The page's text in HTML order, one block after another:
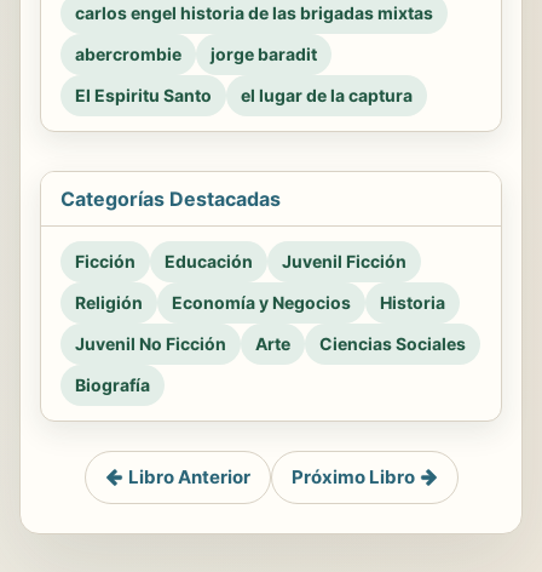
carlos engel historia de las brigadas mixtas
abercrombie
jorge baradit
El Espiritu Santo
el lugar de la captura
Categorías Destacadas
Ficción Educación
Juvenil Ficción
Religión
Economía y Negocios
Historia
Juvenil No Ficción
Arte
Ciencias Sociales
Biografía
Libro Anterior Próximo Libro